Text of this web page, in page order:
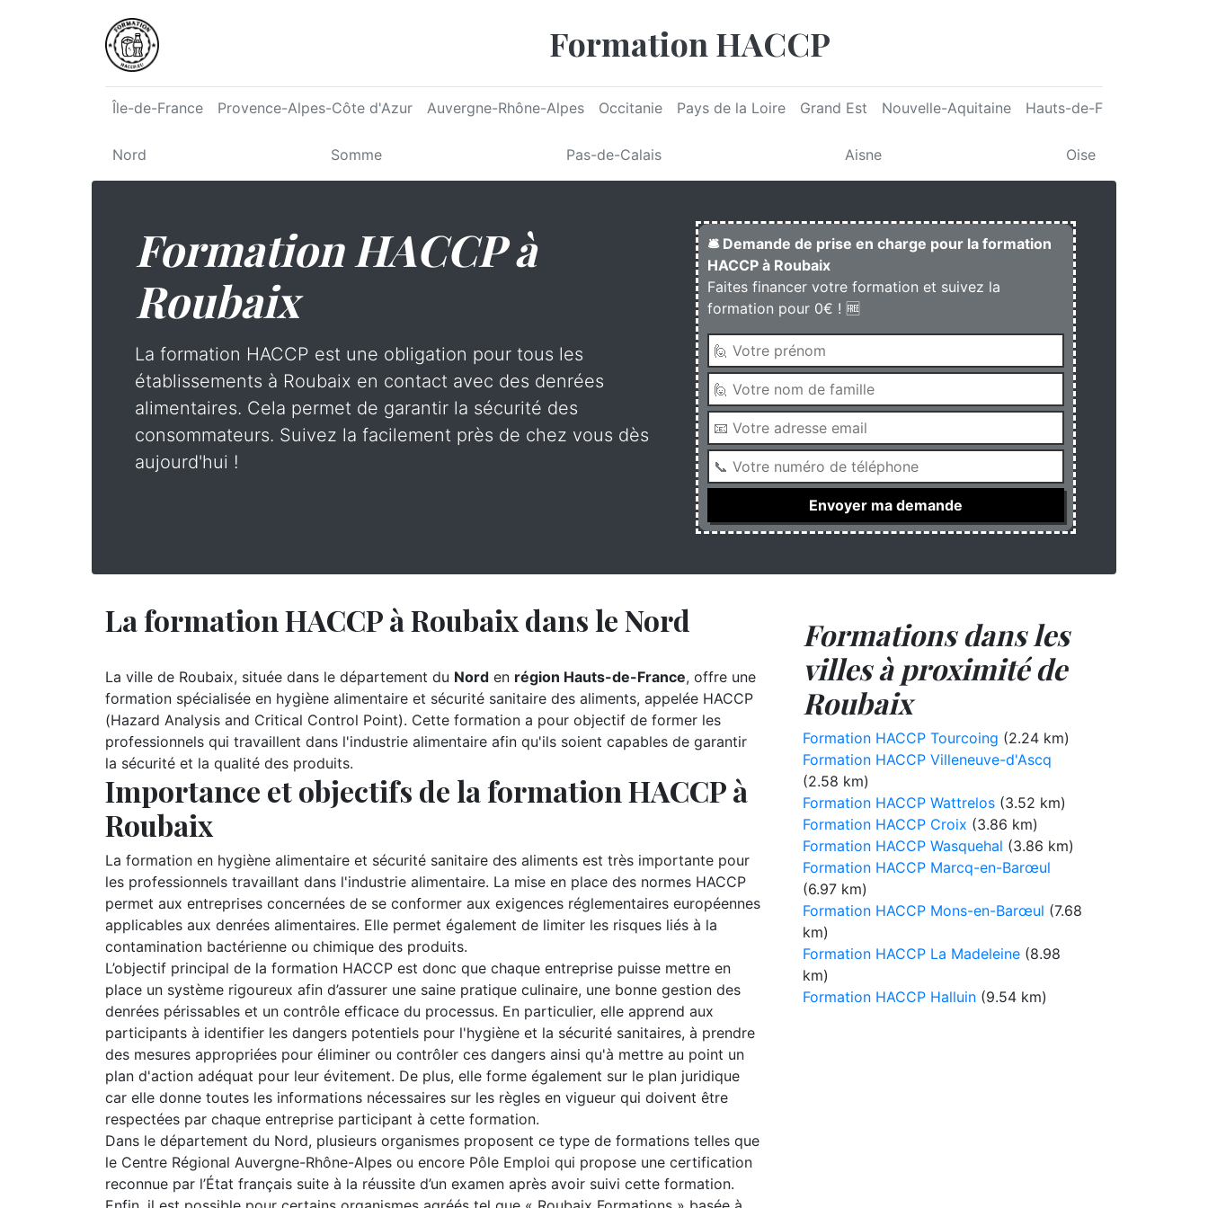
Formation HACCP
Île-de-France Provence-Alpes-Côte d'Azur Auvergne-Rhône-Alpes Occitanie Pays de la Loire Grand Est Nouvelle-Aquitaine Hauts-de-France
Nord Somme Pas-de-Calais Aisne Oise
Formation HACCP à
Roubaix
La formation HACCP est une obligation pour tous les
établissements à Roubaix en contact avec des denrées
alimentaires. Cela permet de garantir la sécurité des
consommateurs. Suivez la facilement près de chez vous dès
aujourd'hui !
🛎️ Demande de prise en charge pour la formation
HACCP à Roubaix
Faites financer votre formation et suivez la
formation pour 0€ ! 🆓
La formation HACCP à Roubaix dans le Nord
La ville de Roubaix, située dans le département du Nord en région Hauts-de-France, offre une
formation spécialisée en hygiène alimentaire et sécurité sanitaire des aliments, appelée HACCP
(Hazard Analysis and Critical Control Point). Cette formation a pour objectif de former les
professionnels qui travaillent dans l'industrie alimentaire afin qu'ils soient capables de garantir
la sécurité et la qualité des produits.
Importance et objectifs de la formation HACCP à
Roubaix
La formation en hygiène alimentaire et sécurité sanitaire des aliments est très importante pour
les professionnels travaillant dans l'industrie alimentaire. La mise en place des normes HACCP
permet aux entreprises concernées de se conformer aux exigences réglementaires européennes
applicables aux denrées alimentaires. Elle permet également de limiter les risques liés à la
contamination bactérienne ou chimique des produits.
L’objectif principal de la formation HACCP est donc que chaque entreprise puisse mettre en
place un système rigoureux afin d’assurer une saine pratique culinaire, une bonne gestion des
denrées périssables et un contrôle efficace du processus. En particulier, elle apprend aux
participants à identifier les dangers potentiels pour l'hygiène et la sécurité sanitaires, à prendre
des mesures appropriées pour éliminer ou contrôler ces dangers ainsi qu'à mettre au point un
plan d'action adéquat pour leur évitement. De plus, elle forme également sur le plan juridique
car elle donne toutes les informations nécessaires sur les règles en vigueur qui doivent être
respectées par chaque entreprise participant à cette formation.
Dans le département du Nord, plusieurs organismes proposent ce type de formations telles que
le Centre Régional Auvergne-Rhône-Alpes ou encore Pôle Emploi qui propose une certification
reconnue par l’État français suite à la réussite d’un examen après avoir suivi cette formation.
Formations dans les
villes à proximité de
Roubaix
Formation HACCP Tourcoing (2.24 km)
Formation HACCP Villeneuve-d'Ascq
(2.58 km)
Formation HACCP Wattrelos (3.52 km)
Formation HACCP Croix (3.86 km)
Formation HACCP Wasquehal (3.86 km)
Formation HACCP Marcq-en-Barœul
(6.97 km)
Formation HACCP Mons-en-Barœul (7.68
km)
Formation HACCP La Madeleine (8.98
km)
Formation HACCP Halluin (9.54 km)